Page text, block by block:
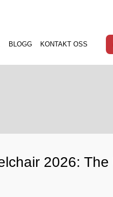
BLOGG KONTAKT OSS
2026: The
Distributors